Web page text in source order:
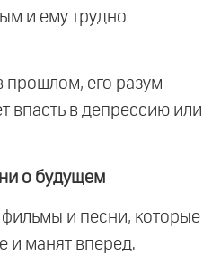
и ему трудно
прошлом, его разум
впасть в депрессию или
о будущем
и песни, которые
и манят вперед.